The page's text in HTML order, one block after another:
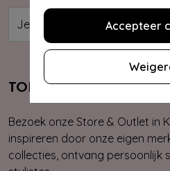
Accepteer
TOPVINTAGE STORE
Bezoek onze Store & Outlet in
inspireren door onze eigen
collecties, ontvang persoonlijk